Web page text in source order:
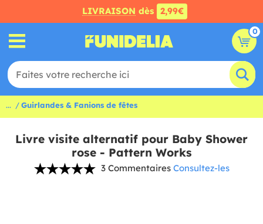
LIVRAISON dès 2,99€
0
... Guirlandes & Fanions de fêtes
Livre visite alternatif pour Baby Shower
rose - Pattern Works
3 Commentaires Consultez-les